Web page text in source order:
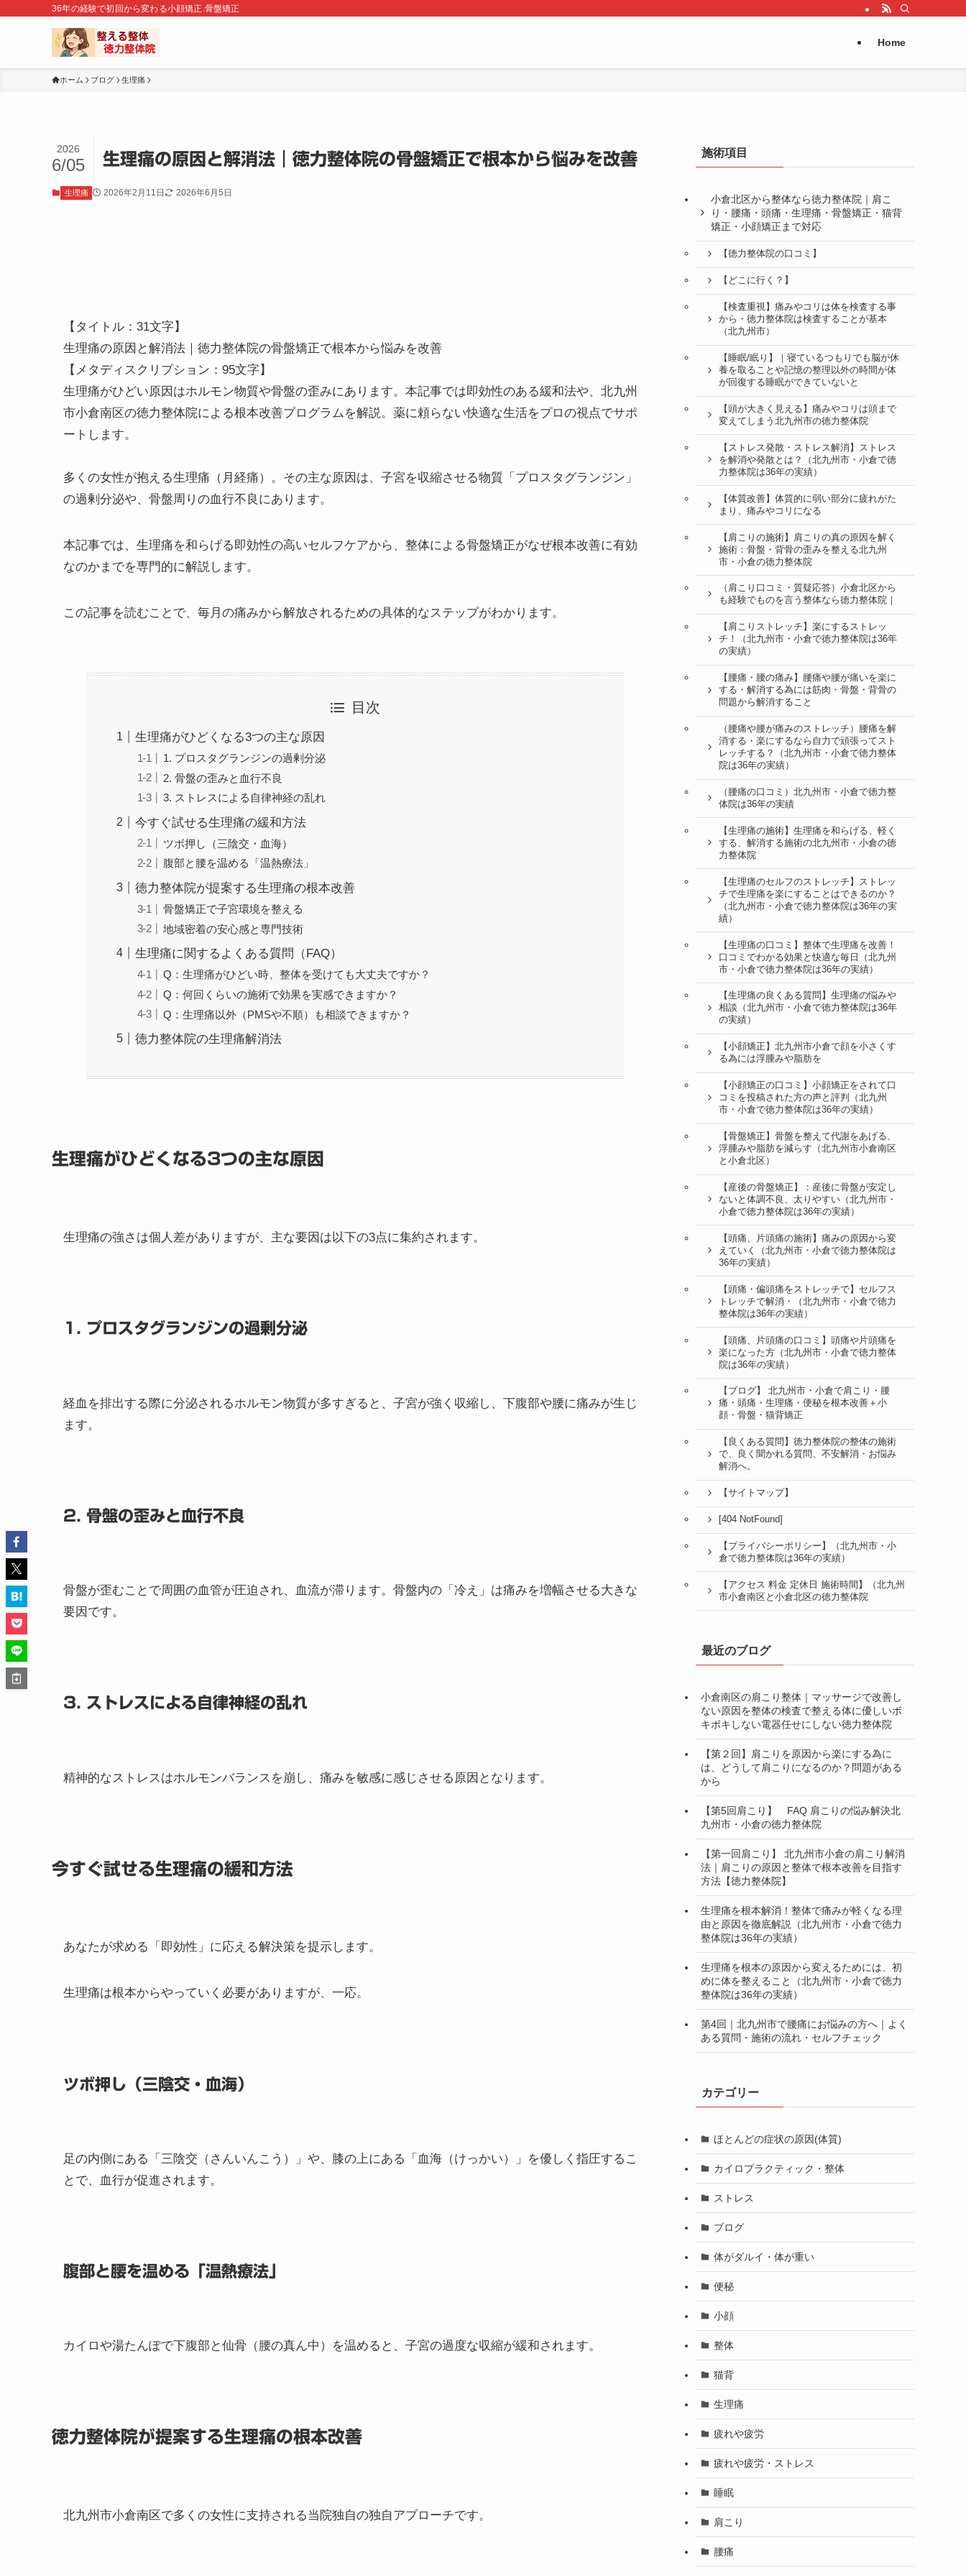
36年の経験で初回から変わる小顔矯正.骨盤矯正
Home
ホーム ブログ 生理痛
生理痛の原因と解消法｜徳力整体院の骨盤矯正で根本から悩みを改善
2026
6/05
生理痛 2026年2月11日 2026年6月5日
【タイトル：31文字】
生理痛の原因と解消法｜徳力整体院の骨盤矯正で根本から悩みを改善
【メタディスクリプション：95文字】
生理痛がひどい原因はホルモン物質や骨盤の歪みにあります。本記事では即効性のある緩和法や、北九州
市小倉南区の徳力整体院による根本改善プログラムを解説。薬に頼らない快適な生活をプロの視点でサポ
ートします。
多くの女性が抱える生理痛（月経痛）。その主な原因は、子宮を収縮させる物質「プロスタグランジン」
の過剰分泌や、骨盤周りの血行不良にあります。
本記事では、生理痛を和らげる即効性の高いセルフケアから、整体による骨盤矯正がなぜ根本改善に有効
なのかまでを専門的に解説します。
この記事を読むことで、毎月の痛みから解放されるための具体的なステップがわかります。
目次
生理痛がひどくなる3つの主な原因
1. プロスタグランジンの過剰分泌
2. 骨盤の歪みと血行不良
3. ストレスによる自律神経の乱れ
今すぐ試せる生理痛の緩和方法
ツボ押し（三陰交・血海）
腹部と腰を温める「温熱療法」
徳力整体院が提案する生理痛の根本改善
骨盤矯正で子宮環境を整える
地域密着の安心感と専門技術
生理痛に関するよくある質問（FAQ）
Q：生理痛がひどい時、整体を受けても大丈夫ですか？
Q：何回くらいの施術で効果を実感できますか？
Q：生理痛以外（PMSや不順）も相談できますか？
徳力整体院の生理痛解消法
生理痛がひどくなる3つの主な原因
生理痛の強さは個人差がありますが、主な要因は以下の3点に集約されます。
1. プロスタグランジンの過剰分泌
経血を排出する際に分泌されるホルモン物質が多すぎると、子宮が強く収縮し、下腹部や腰に痛みが生じ
ます。
2. 骨盤の歪みと血行不良
骨盤が歪むことで周囲の血管が圧迫され、血流が滞ります。骨盤内の「冷え」は痛みを増幅させる大きな
要因です。
3. ストレスによる自律神経の乱れ
精神的なストレスはホルモンバランスを崩し、痛みを敏感に感じさせる原因となります。
今すぐ試せる生理痛の緩和方法
あなたが求める「即効性」に応える解決策を提示します。
生理痛は根本からやっていく必要がありますが、一応。
ツボ押し（三陰交・血海）
足の内側にある「三陰交（さんいんこう）」や、膝の上にある「血海（けっかい）」を優しく指圧するこ
とで、血行が促進されます。
腹部と腰を温める「温熱療法」
カイロや湯たんぽで下腹部と仙骨（腰の真ん中）を温めると、子宮の過度な収縮が緩和されます。
徳力整体院が提案する生理痛の根本改善
北九州市小倉南区で多くの女性に支持される当院独自の独自アプローチです。
施術項目
小倉北区から整体なら徳力整体院｜肩こ
り・腰痛・頭痛・生理痛・骨盤矯正・猫背
矯正・小顔矯正まで対応
【徳力整体院の口コミ】
【どこに行く？】
【検査重視】痛みやコリは体を検査する事
から・徳力整体院は検査することが基本
（北九州市）
【睡眠/眠り】｜寝ているつもりでも脳が休
養を取ることや記憶の整理以外の時間が体
が回復する睡眠ができていないと
【頭が大きく見える】痛みやコリは頭まで
変えてしまう北九州市の徳力整体院
【ストレス発散・ストレス解消】ストレス
を解消や発散とは？（北九州市・小倉で徳
力整体院は36年の実績）
【体質改善】体質的に弱い部分に疲れがた
まり、痛みやコリになる
【肩こりの施術】肩こりの真の原因を解く
施術：骨盤・背骨の歪みを整える北九州
市・小倉の徳力整体院
（肩こり口コミ・質疑応答）小倉北区から
も経験でものを言う整体なら徳力整体院｜
【肩こりストレッチ】楽にするストレッ
チ！（北九州市・小倉で徳力整体院は36年
の実績）
【腰痛・腰の痛み】腰痛や腰が痛いを楽に
する・解消する為には筋肉・骨盤・背骨の
問題から解消すること
（腰痛や腰が痛みのストレッチ）腰痛を解
消する・楽にするなら自力で頑張ってスト
レッチする？（北九州市・小倉で徳力整体
院は36年の実績）
（腰痛の口コミ）北九州市・小倉で徳力整
体院は36年の実績
【生理痛の施術】生理痛を和らげる、軽く
する、解消する施術の北九州市・小倉の徳
力整体院
【生理痛のセルフのストレッチ】ストレッ
チで生理痛を楽にすることはできるのか？
（北九州市・小倉で徳力整体院は36年の実
績）
【生理痛の口コミ】整体で生理痛を改善！
口コミでわかる効果と快適な毎日（北九州
市・小倉で徳力整体院は36年の実績）
【生理痛の良くある質問】生理痛の悩みや
相談（北九州市・小倉で徳力整体院は36年
の実績）
【小顔矯正】北九州市小倉で顔を小さくす
る為には浮腫みや脂肪を
【小顔矯正の口コミ】小顔矯正をされて口
コミを投稿された方の声と評判（北九州
市・小倉で徳力整体院は36年の実績）
【骨盤矯正】骨盤を整えて代謝をあげる、
浮腫みや脂肪を減らす（北九州市小倉南区
と小倉北区）
【産後の骨盤矯正】：産後に骨盤が安定し
ないと体調不良、太りやすい（北九州市・
小倉で徳力整体院は36年の実績）
【頭痛、片頭痛の施術】痛みの原因から変
えていく（北九州市・小倉で徳力整体院は
36年の実績）
【頭痛・偏頭痛をストレッチで】セルフス
トレッチで解消・（北九州市・小倉で徳力
整体院は36年の実績）
【頭痛、片頭痛の口コミ】頭痛や片頭痛を
楽になった方（北九州市・小倉で徳力整体
院は36年の実績）
【ブログ】 北九州市・小倉で肩こり・腰
痛・頭痛・生理痛・便秘を根本改善＋小
顔・骨盤・猫背矯正
【良くある質問】徳力整体院の整体の施術
で、良く聞かれる質問、不安解消・お悩み
解消へ。
【サイトマップ】
[404 NotFound]
【プライバシーポリシー】（北九州市・小
倉で徳力整体院は36年の実績）
【アクセス 料金 定休日 施術時間】（北九州
市小倉南区と小倉北区の徳力整体院
最近のブログ
小倉南区の肩こり整体｜マッサージで改善し
ない原因を整体の検査で整える体に優しいボ
キボキしない電器任せにしない徳力整体院
【第２回】肩こりを原因から楽にする為に
は、どうして肩こりになるのか？問題がある
から
【第5回肩こり】 FAQ 肩こりの悩み解決北
九州市・小倉の徳力整体院
【第一回肩こり】 北九州市小倉の肩こり解消
法｜肩こりの原因と整体で根本改善を目指す
方法【徳力整体院】
生理痛を根本解消！整体で痛みが軽くなる理
由と原因を徹底解説（北九州市・小倉で徳力
整体院は36年の実績）
生理痛を根本の原因から変えるためには、初
めに体を整えること（北九州市・小倉で徳力
整体院は36年の実績）
第4回｜北九州市で腰痛にお悩みの方へ｜よく
ある質問・施術の流れ・セルフチェック
カテゴリー
ほとんどの症状の原因(体質)
カイロプラクティック・整体
ストレス
ブログ
体がダルイ・体が重い
便秘
小顔
整体
猫背
生理痛
疲れや疲労
疲れや疲労・ストレス
睡眠
肩こり
腰痛